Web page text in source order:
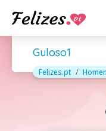
Guloso1
Felizes.pt